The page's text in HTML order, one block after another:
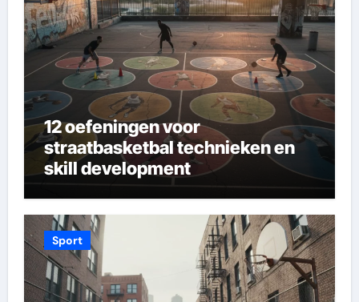
12 oefeningen voor
straatbasketbal technieken en
skill development
Sport